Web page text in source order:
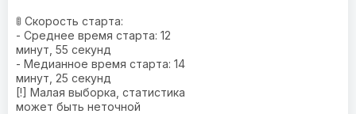
🚦 Скорость старта:
- Среднее время старта: 12
минут, 55 секунд
- Медианное время старта: 14
минут, 25 секунд
[!] Малая выборка, статистика
может быть неточной